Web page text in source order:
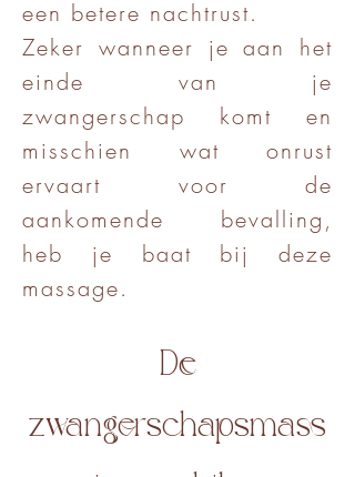
een betere nachtrust.
Zeker wanneer je aan het
einde van je
zwangerschap komt en
misschien wat onrust
ervaart voor de
aankomende bevalling,
heb je baat bij deze
massage.
De
zwangerschapsmass